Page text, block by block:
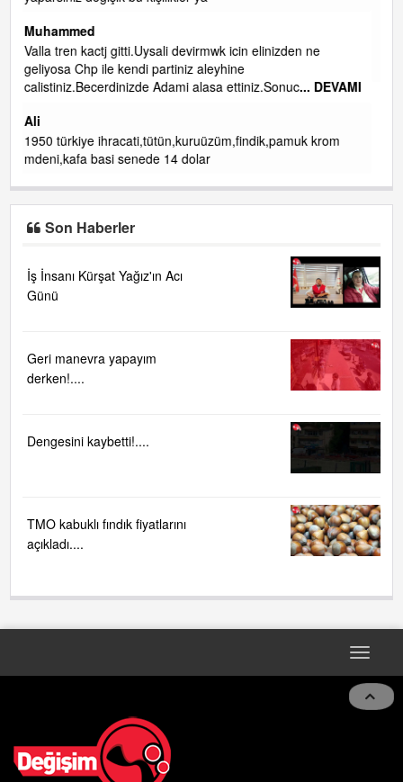
DEVAMI
krom
ibrahim yalçınkaya
kemer mezarlık altı CİĞİRLİK deniz kenarına giden yola
gelin EREĞLİ BELEDİYESİ o boruları zamanında tüm
de RUHİ CÖBEKOĞLU... DEVAMI
ekmek fabrikası kent lokantası diyoruz ağacum yaz
konserleri diyor
Son Haberler
İş İnsanı Kürşat Yağız'ın Acı
Günü
Geri manevra yapayım
derken!....
Dengesini kaybetti!....
TMO kabuklı fındık fiyatlarını
açıkladı....
Toggle